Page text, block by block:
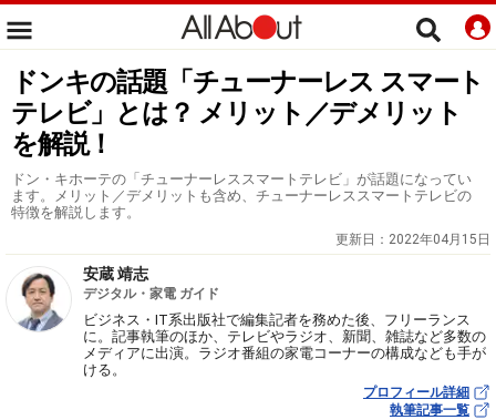
ドンキの話題「チューナーレス スマート
テレビ」とは？ メリット／デメリット
を解説！
ドン・キホーテの「チューナーレススマートテレビ」が話題になってい
ます。メリット／デメリットも含め、チューナーレススマートテレビの
特徴を解説します。
更新日： 2022年04月15日
安蔵 靖志
デジタル・家電 ガイド
ビジネス・IT系出版社で編集記者を務めた後、フリーランス
に。記事執筆のほか、テレビやラジオ、新聞、雑誌など多数の
メディアに出演。ラジオ番組の家電コーナーの構成なども手が
ける。
プロフィール詳細
執筆記事一覧